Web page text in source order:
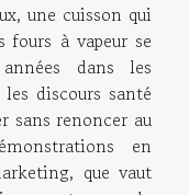
une cuisson qui
à vapeur se
dans les
discours santé
sans renoncer au
en
que vaut